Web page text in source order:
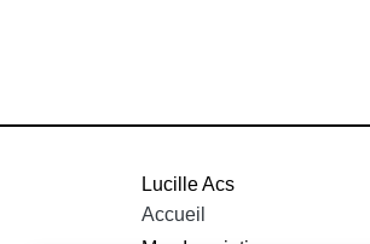
Lucille Acs
Accueil